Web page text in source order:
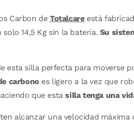
Carbon de Totalcareestá
14,5 Kg sin la batería. Su
esta silla perfecta para moverse
carbono es ligero a la vez que
que estasilla tenga una
alcanzar una velocidad